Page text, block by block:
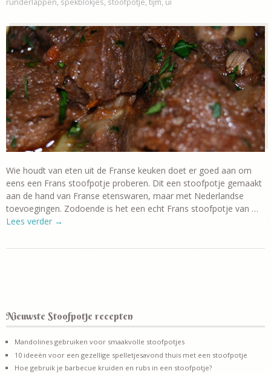
runderlappen, spekblokjes, stoofpotje, tijm, ui
Wie houdt van eten uit de Franse keuken doet er goed aan om
eens een Frans stoofpotje proberen. Dit een stoofpotje gemaakt
aan de hand van Franse etenswaren, maar met Nederlandse
toevoegingen. Zodoende is het een echt Frans stoofpotje van …
Lees verder →
Nieuwste Stoofpotje recepten
Mandolines gebruiken voor smaakvolle stoofpotjes
10 ideeën voor een gezellige spelletjesavond thuis met een stoofpotje
Hoe gebruik je barbecue kruiden en rubs in een stoofpotje?